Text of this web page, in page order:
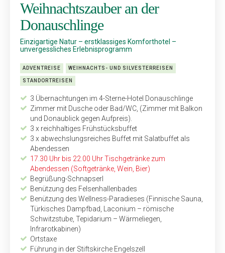
Weihnachtszauber an der
Donauschlinge
Einzigartige Natur – erstklassiges Komforthotel –
unvergessliches Erlebnisprogramm
ADVENTREISE WEIHNACHTS- UND SILVESTERREISEN
STANDORTREISEN
3 Übernachtungen im 4-Sterne-Hotel Donauschlinge
Zimmer mit Dusche oder Bad/WC, (Zimmer mit Balkon
und Donaublick gegen Aufpreis).
3 x reichhaltiges Frühstücksbuffet
3 x abwechslungsreiches Buffet mit Salatbuffet als
Abendessen
17.30 Uhr bis 22.00 Uhr Tischgetränke zum
Abendessen (Softgetränke, Wein, Bier)
Begrüßung-Schnapserl
Benützung des Felsenhallenbades
Benützung des Wellness-Paradieses (Finnische Sauna,
Türkisches Dampfbad, Laconium – römische
Schwitzstube, Tepidarium – ­Wärmeliegen,
Infrarotkabinen)
Ortstaxe
Führung in der Stiftskirche ­Engelszell